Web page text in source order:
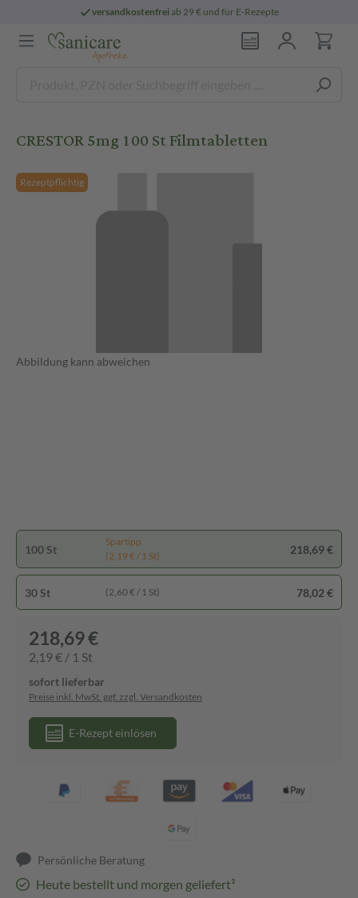
versandkostenfreiab 29 € und für E-Rezepte
CRESTOR 5mg 100 St Filmtabletten
Rezeptpflichtig
Abbildung kann abweichen
100 St
Spartipp
(2,19 € / 1 St)
218,69 €
30 St (2,60 € / 1 St) 78,02 €
218,69 €
2,19 € / 1 St
sofort lieferbar
Preise inkl. MwSt. ggf. zzgl. Versandkosten
E-Rezept einlösen
Persönliche Beratung
Heute bestellt und morgen geliefert³